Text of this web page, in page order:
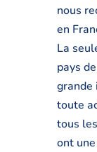
nous
en
La
pays
grande
toute
tous
ont